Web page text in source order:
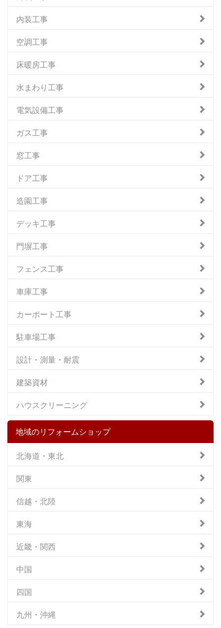
内装工事
空調工事
床暖房工事
水まわり工事
電気設備工事
ガス工事
窓工事
ドア工事
造園工事
デッキ工事
門塀工事
フェンス工事
車庫工事
カーポート工事
駐車場工事
設計・測量・耐震
建築資材
ハウスクリーニング
地域のリフォームショップ
北海道・東北
関東
信越・北陸
東海
近畿・関西
中国
四国
九州・沖縄